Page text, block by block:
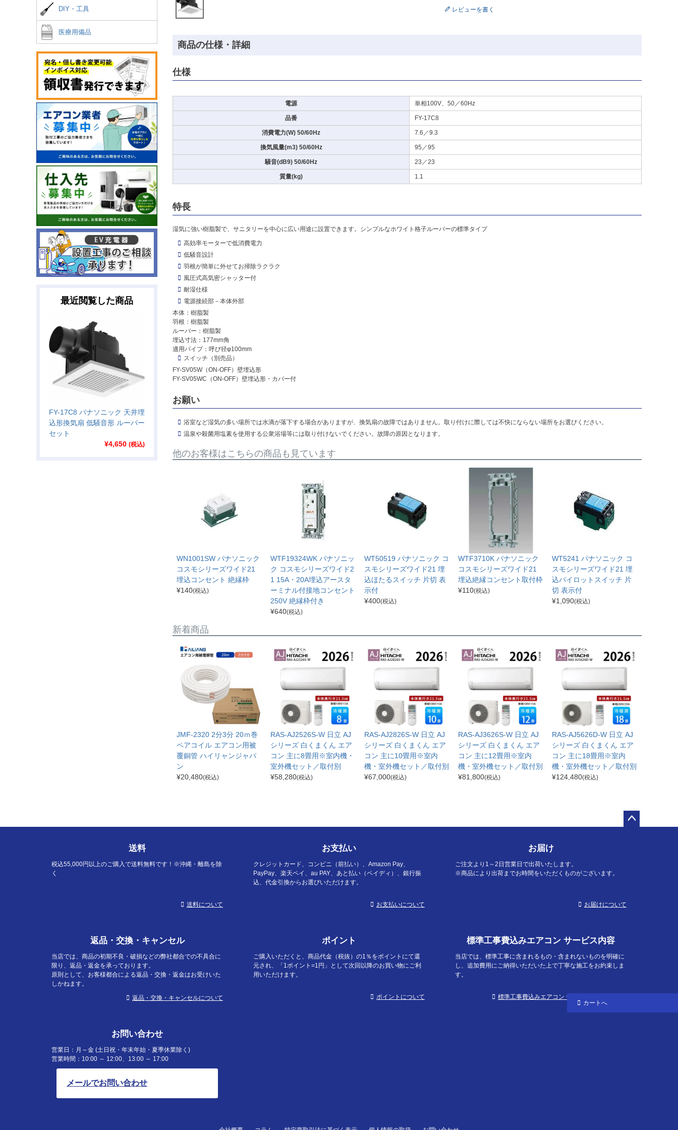
DIY・工具
医療用備品
最近閲覧した商品
FY-17C8 パナソニック 天井埋
込形換気扇 低騒音形 ルーバー
セット
¥4,650 (税込)
カートへ
レビューを書く
商品の仕様・詳細
仕様
電源 単相100V、50／60Hz
品番 FY-17C8
消費電力(W) 50/60Hz 7.6／9.3
換気風量(m3) 50/60Hz 95／95
騒音(dB9) 50/60Hz 23／23
質量(kg) 1.1
特長
湿気に強い樹脂製で、サニタリーを中心に広い用途に設置できます。シンプルなホワイト格子ルーバーの標準タイプ
高効率モーターで低消費電力
低騒音設計
羽根が簡単に外せてお掃除ラクラク
風圧式高気密シャッター付
耐湿仕様
電源接続部－本体外部
本体：樹脂製
羽根：樹脂製
ルーバー：樹脂製
埋込寸法：177mm角
適用パイプ：呼び径φ100mm
スイッチ（別売品）
FY-SV05W（ON-OFF）壁埋込形
FY-SV05WC（ON-OFF）壁埋込形・カバー付
お願い
浴室など湿気の多い場所では水滴が落下する場合がありますが、換気扇の故障ではありません。取り付けに際しては不快にならない場所をお選びください。
温泉や殺菌用塩素を使用する公衆浴場等には取り付けないでください。故障の原因となります。
他のお客様はこちらの商品も見ています
WN1001SW パナソニック
コスモシリーズワイド21
埋込コンセント 絶縁枠
¥140(税込)
WTF19324WK パナソニッ
ク コスモシリーズワイド2
1 15A・20A埋込アースタ
ーミナル付接地コンセント
250V 絶縁枠付き
¥640(税込)
WT50519 パナソニック コ
スモシリーズワイド21 埋
込ほたるスイッチ 片切 表
示付
¥400(税込)
WTF3710K パナソニック
コスモシリーズワイド21
埋込絶縁コンセント取付枠
¥110(税込)
WT5241 パナソニック コ
スモシリーズワイド21 埋
込パイロットスイッチ 片
切 表示付
¥1,090(税込)
新着商品
JMF-2320 2分3分 20ｍ巻
ペアコイル エアコン用被
覆銅管 ハイリャンジャパ
ン
¥20,480(税込)
RAS-AJ2526S-W 日立 AJ
シリーズ 白くまくん エア
コン 主に8畳用※室内機・
室外機セット／取付別
¥58,280(税込)
RAS-AJ2826S-W 日立 AJ
シリーズ 白くまくん エア
コン 主に10畳用※室内
機・室外機セット／取付別
¥67,000(税込)
RAS-AJ3626S-W 日立 AJ
シリーズ 白くまくん エア
コン 主に12畳用※室内
機・室外機セット／取付別
¥81,800(税込)
RAS-AJ5626D-W 日立 AJ
シリーズ 白くまくん エア
コン 主に18畳用※室内
機・室外機セット／取付別
¥124,480(税込)
送料
税込55,000円以上のご購入で送料無料です！※沖縄・離島を除
く
送料について
お支払い
クレジットカード、コンビニ（前払い）、Amazon Pay、
PayPay、楽天ペイ、au PAY、あと払い（ペイディ）、銀行振
込、代金引換からお選びいただけます。
お支払いについて
お届け
ご注文より1～2日営業日で出荷いたします。
※商品により出荷までお時間をいただくものがございます。
お届けについて
返品・交換・キャンセル
当店では、商品の初期不良・破損などの弊社都合での不具合に
限り、返品・返金を承っております。
原則として、お客様都合による返品・交換・返金はお受けいた
しかねます。
返品・交換・キャンセルについて
ポイント
ご購入いただくと、商品代金（税抜）の1％をポイントにて還
元され、「1ポイント=1円」として次回以降のお買い物にご利
用いただけます。
ポイントについて
標準工事費込みエアコン サービス内容
当店では、標準工事に含まれるもの・含まれないものを明確に
し、追加費用にご納得いただいた上で丁寧な施工をお約束しま
す。
標準工事費込みエアコン サービス内容について
お問い合わせ
営業日：月～金 (土日祝・年末年始・夏季休業除く)
営業時間：10:00 ～ 12:00、13:00 ～ 17:00
メールでお問い合わせ